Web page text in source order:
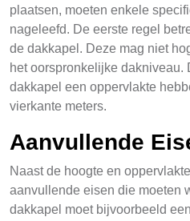
plaatsen, moeten enkele
nageleefd. De eerste regel
de dakkapel. Deze mag niet
het oorspronkelijke dakniveau.
dakkapel een oppervlakte
vierkante meters.
Aanvullende
Naast de hoogte en
aanvullende eisen die moeten
dakkapel moet bijvoorbeeld